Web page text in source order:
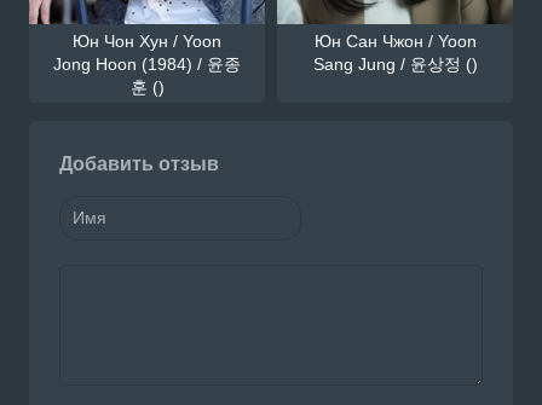
Юн Чон Хун / Yoon
Jong Hoon (1984) / 윤종
훈 ()
Юн Сан Чжон / Yoon
Sang Jung / 윤상정 ()
Добавить отзыв